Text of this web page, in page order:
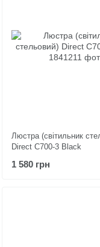
Люстра (світильник
Direct C700-3 Black
1 580 грн